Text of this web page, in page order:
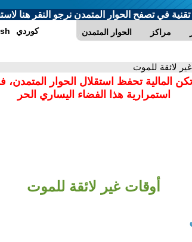
في تصفح الحوار المتمدن نرجو النقر هنا
الحوار المتمدن مراكز كوردي
لائقة للموت
المالية تحفظ استقلال الحوار
استمرارية هذا الفضاء اليساري الحر
أوقات غير لائقة للموت